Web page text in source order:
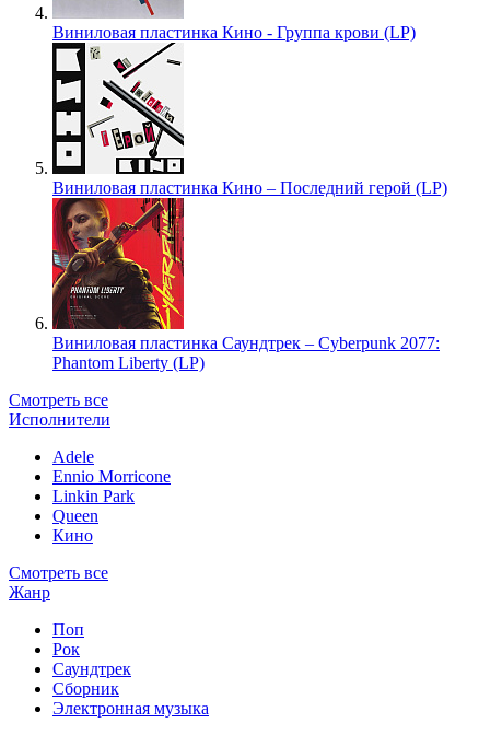
Виниловая пластинка Кино - Группа крови (LP)
Виниловая пластинка Кино – Последний герой (LP)
Виниловая пластинка Саундтрек – Cyberpunk 2077:
Phantom Liberty (LP)
Смотреть все
Исполнители
Adele
Ennio Morricone
Linkin Park
Queen
Кино
Смотреть все
Жанр
Поп
Рок
Саундтрек
Сборник
Электронная музыка